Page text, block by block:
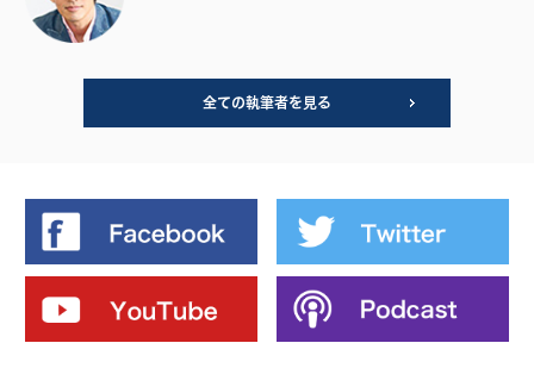
全ての執筆者を見る